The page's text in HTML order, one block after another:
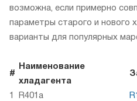
возможна, если примерно
параметры старого и нового
варианты для популярных
#
Наименование
хладагента
1 R401a